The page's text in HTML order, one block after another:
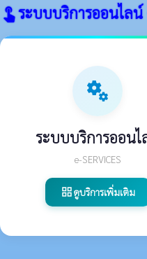
touch_appระบบบริการออนไลน์
miscellaneous_services
ระบบบริการออน
e-SERVICES
grid_viewดูบริการเพิ่มเติม